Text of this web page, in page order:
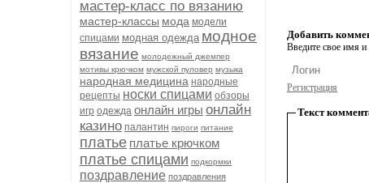
мастер-класс по вязанию
мастер-классы мода модели
спицами модная одежда модное
вязание молодежный джемпер
мотивы крючком мужской пуловер музыка
народная медицина народные
рецепты носки спицами обзоры
игр одежда онлайн игры онлайн
казино палантин пироги питание
платье платье крючком
платье спицами подкормки
поздравление поздравления
Добавить
Введите свое имя и
Регистрация
Текст